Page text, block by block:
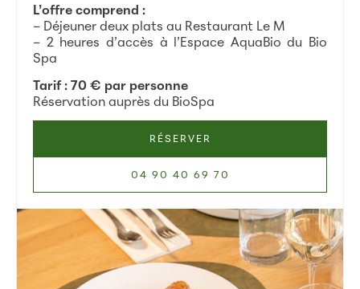
L’offre comprend :
– Déjeuner deux plats au Restaurant Le M
– 2 heures d’accès à l’Espace AquaBio du Bio
Spa
Tarif : 70 € par personne
Réservation auprès du BioSpa
RÉSERVER
04 90 40 69 70